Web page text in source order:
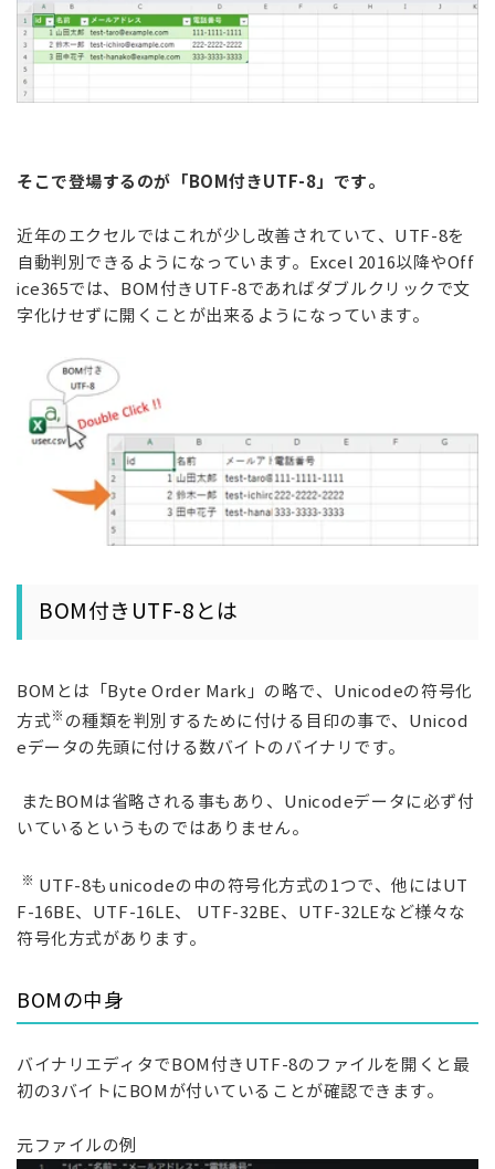
そこで登場するのが「BOM付きUTF-8」です。
近年のエクセルではこれが少し改善されていて、UTF-8を
自動判別できるようになっています。Excel 2016以降やOff
ice365では、BOM付きUTF-8であればダブルクリックで文
字化けせずに開くことが出来るようになっています。
BOM付きUTF-8とは
BOMとは「Byte Order Mark」の略で、Unicodeの符号化
方式※ の種類を判別するために付ける目印の事で、Unicod
eデータの先頭に付ける数バイトのバイナリです。
またBOMは省略される事もあり、Unicodeデータに必ず付
いているというものではありません。
※ UTF-8もunicodeの中の符号化方式の1つで、他にはUT
F-16BE、UTF-16LE、 UTF-32BE、UTF-32LEなど様々な
符号化方式があります。
BOMの中身
バイナリエディタでBOM付きUTF-8のファイルを開くと最
初の3バイトにBOMが付いていることが確認できます。
元ファイルの例